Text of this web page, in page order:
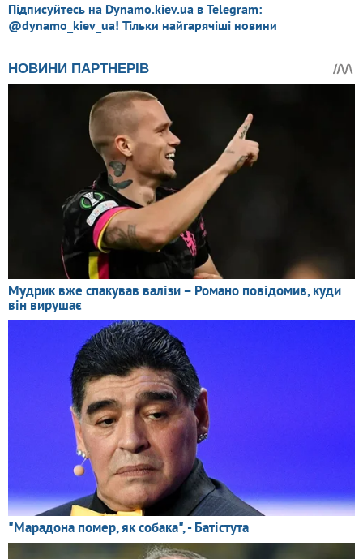
Підписуйтесь на Dynamo.kiev.ua в Telegram:
@dynamo_kiev_ua! Тільки найгарячіші новини